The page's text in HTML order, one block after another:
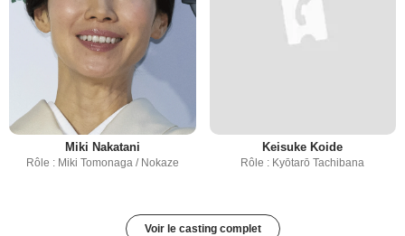
Miki Nakatani
Rôle : Miki Tomonaga / Nokaze
Keisuke Koide
Rôle : Kyōtarō Tachibana
Voir le casting complet